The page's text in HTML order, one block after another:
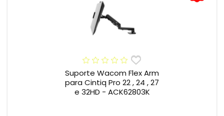
Suporte Wacom Flex Arm
para Cintiq Pro 22 , 24 , 27
e 32HD - ACK62803K